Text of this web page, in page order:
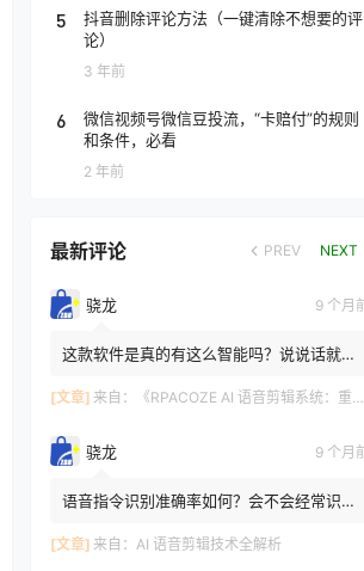
5
抖音删除评论方法（一键清除不想要的评
论）
3 年前
6
微信视频号微信豆投流，“卡赔付”的规则
和条件，必看
2 年前
最新评论 PREV NEXT
骁龙 9 个月
这款软件是真的有这么智能吗？说说话就能
这些功能是基于前沿 AI ...
[文章] 来自： 《RPACOZE AI 语音剪辑系统：重新定义视频创作的智能革命》
骁龙 9 个月
语音指令识别准确率如何？会不会经常识别
可达到 98% 以上。像图...
[文章] 来自： AI 语音剪辑技术全解析